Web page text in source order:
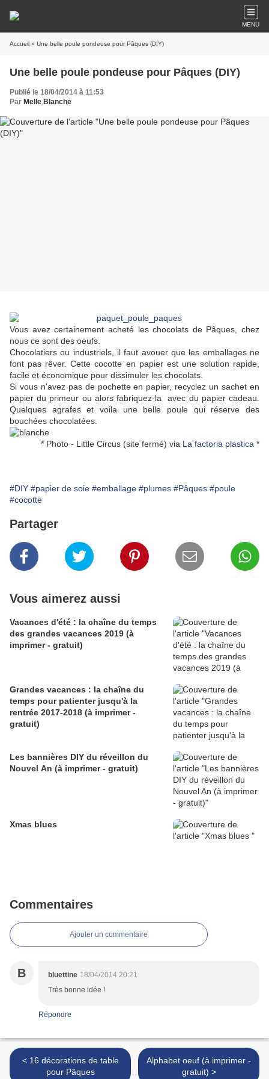
MENU
Accueil » Une belle poule pondeuse pour Pâques (DIY)
Une belle poule pondeuse pour Pâques (DIY)
Publié le 18/04/2014 à 11:53
Par Melle Blanche
Vous avez certainement acheté les chocolats de Pâques, chez
nous ce sont des oeufs.
Chocolatiers ou industriels, il faut avouer que les emballages ne
font pas rêver. Cette cocotte en papier est une solution rapide,
facile et économique pour dissimuler les chocolats.
Si vous n'avez pas de pochette en papier, recyclez un sachet en
papier du primeur ou alors fabriquez-la avec du papier cadeau.
Quelques agrafes et voila une belle poule qui réserve des
bouchées chocolatées.
* Photo - Little Circus (site fermé) via La factoria plastica *
#DIY #papier de soie #emballage #plumes #Pâques #poule
#cocotte
Partager
Vous aimerez aussi
Vacances d'été : la chaîne du temps
des grandes vacances 2019 (à
imprimer - gratuit)
Grandes vacances : la chaîne du
temps pour patienter jusqu'à la
rentrée 2017-2018 (à imprimer -
gratuit)
Les bannières DIY du réveillon du
Nouvel An (à imprimer - gratuit)
Xmas blues
Commentaires
Ajouter un commentaire
B bluettine 18/04/2014 20:21
Très bonne idée !
Répondre
< 16 décorations de table
pour Pâques
Alphabet oeuf (à imprimer -
gratuit) >